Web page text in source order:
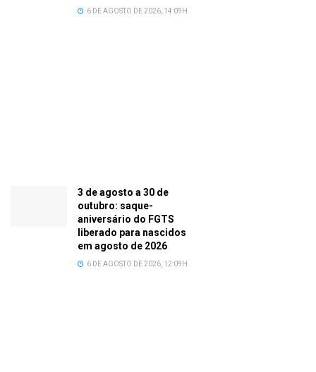
6 DE AGOSTO DE 2026, 14:09H
3 de agosto a 30 de
outubro: saque-
aniversário do FGTS
liberado para nascidos
em agosto de 2026
6 DE AGOSTO DE 2026, 12:09H